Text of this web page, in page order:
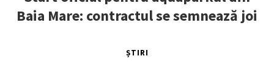
Baia Mare: contractul se semnează joi
ȘTIRI